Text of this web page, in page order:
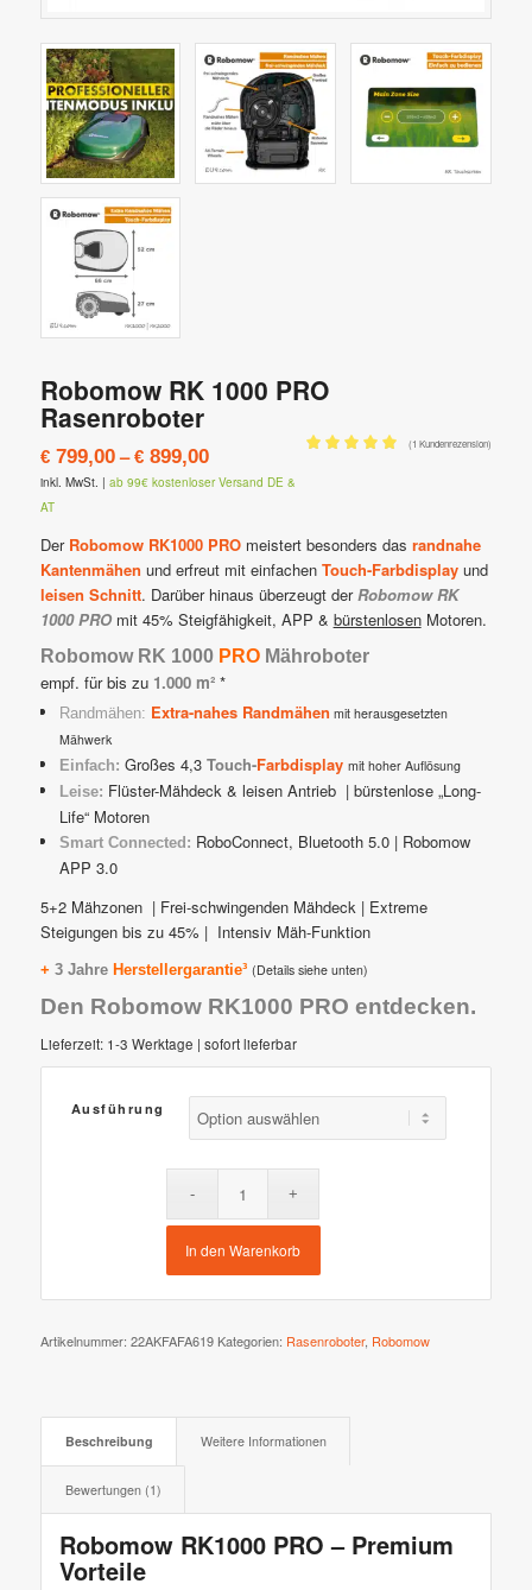
Robomow RK 1000 PRO
Rasenroboter
1
Kundenbewertung
(1 Kundenrezension)
€799,00–€899,00
inkl. MwSt. | ab 99€ kostenloser Versand DE &
AT
Der Robomow RK1000 PROmeistert besonders das randnahe
Kantenmähen und erfreut mit einfachen Touch-Farbdisplay und
leisen Schnitt. Darüber hinaus überzeugt derRobomow RK
1000 PROmit 45% Steigfähigkeit, APP & bürstenlosenMotoren.
Robomow RK 1000 PROMähroboter
empf. für bis zu 1.000 m²*
Randmähen: Extra-nahes Randmähen mit herausgesetzten
Mähwerk
Einfach: Großes 4,3Touch-Farbdisplay mit hoher Auflösung
Leise: Flüster-Mähdeck & leisen Antrieb | bürstenlose „Long-
Life“ Motoren
Smart Connected: RoboConnect, Bluetooth 5.0 | Robomow
APP 3.0
5+2 Mähzonen | Frei-schwingenden Mähdeck | Extreme
Steigungen bis zu 45% | Intensiv Mäh-Funktion
+ 3 Jahre Herstellergarantie³ (Details siehe unten)
Den Robomow RK1000 PRO entdecken.
Lieferzeit: 1-3 Werktage | sofort lieferbar
Ausführung
In den Warenkorb
Artikelnummer: 22AKFAFA619 Kategorien: Rasenroboter, Robomow
Beschreibung Weitere Informationen
Bewertungen (1)
Robomow RK1000 PRO – Premium
Vorteile